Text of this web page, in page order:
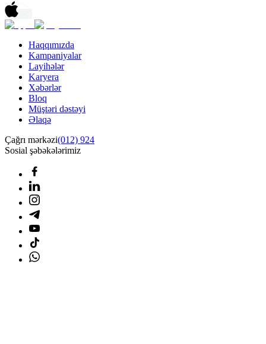
Haqqımızda
Kampaniyalar
Layihələr
Karyera
Xəbərlər
Bloq
Müştəri dəstəyi
Əlaqə
Çağrı mərkəzi(012) 924
Sosial şəbəkələrimiz